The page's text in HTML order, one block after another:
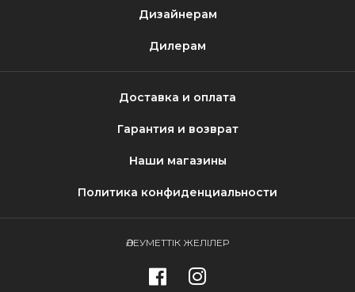
Дизайнерам
Дилерам
Доставка и оплата
Гарантия и возврат
Наши магазины
Политика конфиденциальности
ӘЛЕУМЕТТІК ЖЕЛІЛЕР